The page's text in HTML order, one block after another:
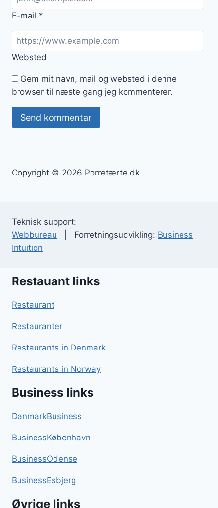
E-mail *
Websted
Gem mit navn, mail og websted i denne
browser til næste gang jeg kommenterer.
Copyright © 2026 Porretærte.dk
Teknisk support:
Webbureau | Forretningsudvikling: Business
Intuition
Restauant links
Restaurant
Restauranter
Restaurants in Denmark
Restaurants in Norway
Business links
DanmarkBusiness
BusinessKøbenhavn
BusinessOdense
BusinessEsbjerg
Øvrige links